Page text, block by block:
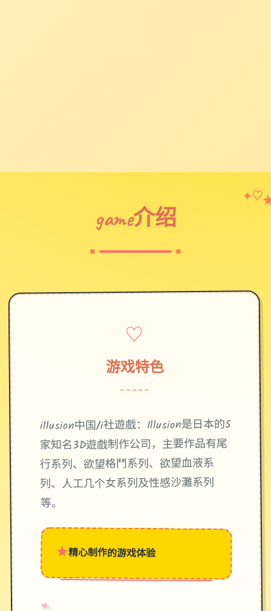
game介绍
✦ ♡
♡
游戏特色
~~~~~
illusion中国/i社遊戲：Illusion是日本的5
家知名3D遊戲制作公司，主要作品有尾
行系列、欲望格鬥系列、欲望血液系
列、人工几个女系列及性感沙灘系列
等。
★精心制作的游戏体验
♥
✧
→